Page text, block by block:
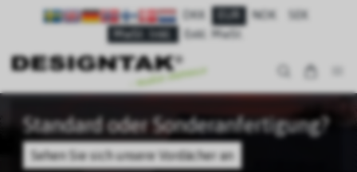
DKK NOK
SEK
MwSt. Inkl.
Exkl. MwSt.
Standard oder Sonderanfertigung?
Sehen Sie sich unsere Vordächer an